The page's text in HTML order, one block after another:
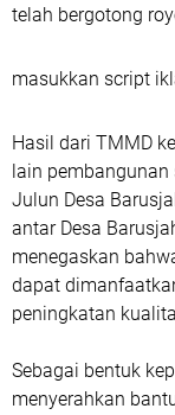
telah bergotong
masukkan script
Hasil dari TMMD
lain
Julun Desa
antar Desa
menegaskan
dapat
peningkatan
Sebagai bentuk
menyerahkan